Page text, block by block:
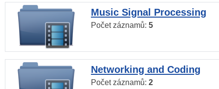
Music Signal Processing
Počet záznamů: 5
Networking and Coding
Počet záznamů: 2